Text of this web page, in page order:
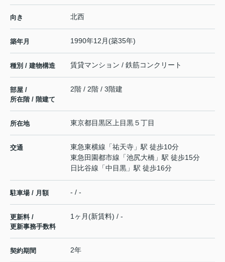
向き 北西
築年月 1990年12月(築35年)
種別 / 建物構造 賃貸マンション / 鉄筋コンクリート
部屋 /
所在階 / 階建て
2階 / 2階 / 3階建
所在地 東京都目黒区 上目黒５丁目
交通 東急東横線 「祐天寺 」駅 徒歩10分
東急田園都市線 「池尻大橋 」駅 徒歩15分
日比谷線 「中目黒 」駅 徒歩16分
駐車場 / 月額 - / -
更新料 /
更新事務手数料
1ヶ月(新賃料) / -
契約期間 2年